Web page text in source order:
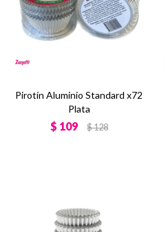
Pirotín Aluminio Standard x72
Plata
$ 109 $128